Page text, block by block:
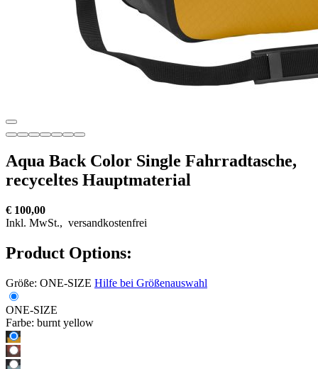
Aqua Back Color Single Fahrradtasche,
recyceltes Hauptmaterial
€ 100,00
Inkl. MwSt., versandkostenfrei
Product Options:
Größe: ONE-SIZE Hilfe bei Größenauswahl
ONE-SIZE
Farbe: burnt yellow